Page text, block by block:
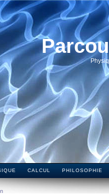
CALCUL PHILOSOPHIE